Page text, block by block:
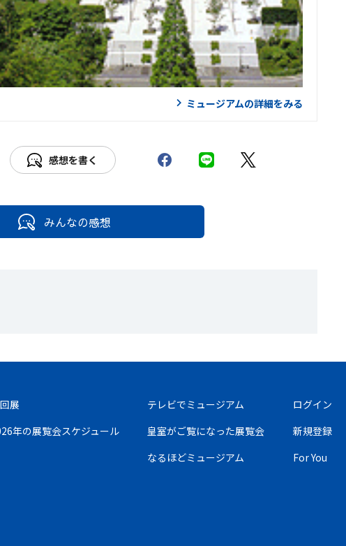
ミュージアムの詳細をみる
感想を書く
みんなの感想
展
年の展覧会スケジュール
テレビでミュージアム
皇室がご覧になった展覧会
なるほどミュージアム
ログイン
新規登録
For You